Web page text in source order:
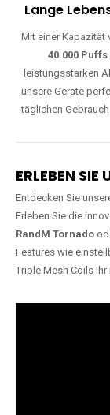
Lange
Mit einer Kapazität
40.000 Puffs
leistungsstarken
unsere Geräte
täglichen
ERLEBEN SIE
Entdecken Sie
Erleben Sie die
RandM Tornado
Features wie
Triple Mesh Coils